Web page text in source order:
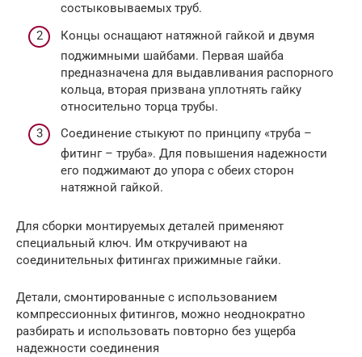
состыковываемых труб.
Концы оснащают натяжной гайкой и двумя
поджимными шайбами. Первая шайба
предназначена для выдавливания распорного
кольца, вторая призвана уплотнять гайку
относительно торца трубы.
Соединение стыкуют по принципу «труба –
фитинг – труба». Для повышения надежности
его поджимают до упора с обеих сторон
натяжной гайкой.
Для сборки монтируемых деталей применяют
специальный ключ. Им откручивают на
соединительных фитингах прижимные гайки.
Детали, смонтированные с использованием
компрессионных фитингов, можно неоднократно
разбирать и использовать повторно без ущерба
надежности соединения